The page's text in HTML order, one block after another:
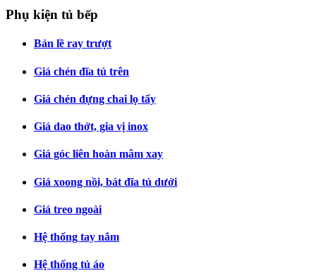
Phụ kiện tủ bếp
Bản lề ray trượt
Giá chén đĩa tủ trên
Giá chén đựng chai lọ tẩy
Giá dao thớt, gia vị inox
Giá góc liên hoàn mâm xay
Giá xoong nồi, bát đĩa tủ dưới
Giá treo ngoài
Hệ thống tay nắm
Hệ thống tủ áo